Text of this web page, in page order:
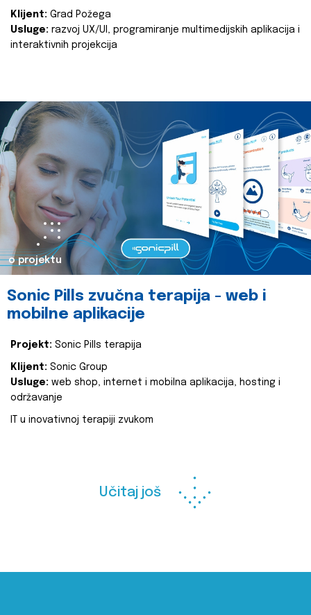
Klijent: Grad Požega
Usluge: razvoj UX/UI, programiranje multimedijskih aplikacija i
interaktivnih projekcija
o projektu
Sonic Pills zvučna terapija - web i
mobilne aplikacije
Projekt: Sonic Pills terapija
Klijent: Sonic Group
Usluge: web shop, internet i mobilna aplikacija, hosting i
održavanje
IT u inovativnoj terapiji zvukom
Učitaj još